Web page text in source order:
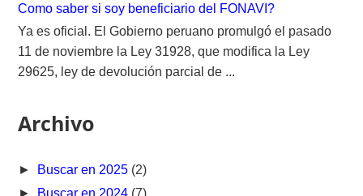
Como saber si soy beneficiario del FONAVI?
Ya es oficial. El Gobierno peruano promulgó el pasado
11 de noviembre la Ley 31928, que modifica la Ley
29625, ley de devolución parcial de ...
Archivo
► Buscar en 2025 (2)
► Buscar en 2024 (7)